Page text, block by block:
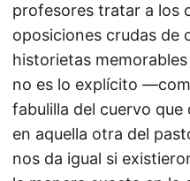
profesores tratar a los
oposiciones crudas de
historietas
no es lo explícito
fabulilla del cuervo que
en aquella otra del
nos da igual si